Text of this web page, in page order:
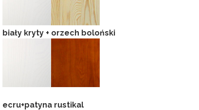
biały kryty + orzech boloński
ecru+patyna rustikal